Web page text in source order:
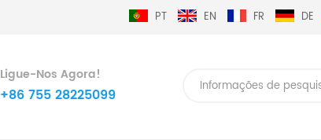
PT EN FR DE
Ligue-Nos Agora!
+86 755 28225099